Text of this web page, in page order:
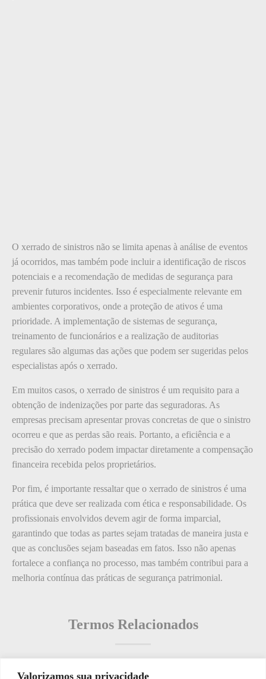
Valorizamos sua privacidade
O xerrado de sinistros não se limita apenas à análise de eventos
já ocorridos, mas também pode incluir a identificação de riscos
potenciais e a recomendação de medidas de segurança para
prevenir futuros incidentes. Isso é especialmente relevante em
ambientes corporativos, onde a proteção de ativos é uma
prioridade. A implementação de sistemas de segurança,
treinamento de funcionários e a realização de auditorias
regulares são algumas das ações que podem ser sugeridas pelos
especialistas após o xerrado.
Em muitos casos, o xerrado de sinistros é um requisito para a
obtenção de indenizações por parte das seguradoras. As
empresas precisam apresentar provas concretas de que o sinistro
ocorreu e que as perdas são reais. Portanto, a eficiência e a
precisão do xerrado podem impactar diretamente a compensação
financeira recebida pelos proprietários.
Por fim, é importante ressaltar que o xerrado de sinistros é uma
prática que deve ser realizada com ética e responsabilidade. Os
profissionais envolvidos devem agir de forma imparcial,
garantindo que todas as partes sejam tratadas de maneira justa e
que as conclusões sejam baseadas em fatos. Isso não apenas
fortalece a confiança no processo, mas também contribui para a
melhoria contínua das práticas de segurança patrimonial.
Termos Relacionados